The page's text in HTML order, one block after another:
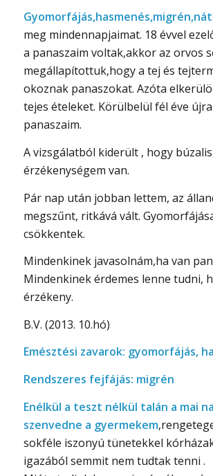
meg mindennapjaimat. 18 évvel
a panaszaim voltak,akkor az orvos
megállapítottuk,hogy a tej és
okoznak panaszokat. Azóta
tejes ételeket. Körülbelül fél éve
panaszaim.
A vizsgálatból kiderült , hogy
érzékenységem van.
Pár nap után jobban lettem, az
megszűnt, ritkává vált.
csökkentek.
Mindenkinek javasolnám,ha van
Mindenkinek érdemes lenne tudni,
érzékeny.
B.V. (2013. 10.hó)
Emésztési zavarok: gyomorfájás,
Rendszeres fejfájás: migrén
Enélkül a teszt nélkül talán a mai
szenvedne a gyermekem
sokféle iszonyú tünetekkel
igazából semmit nem tudtak tenni .